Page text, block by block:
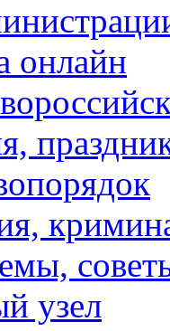
онлайн
узел